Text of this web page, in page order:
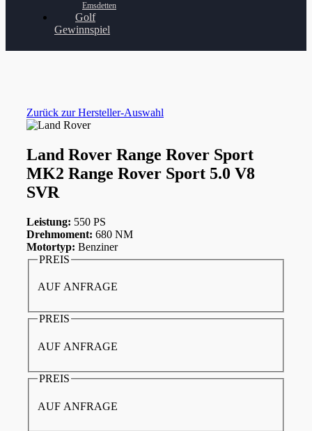
Emsdetten
Golf
Gewinnspiel
Zurück zur Hersteller-Auswahl
Land Rover Range Rover Sport
MK2 Range Rover Sport 5.0 V8
SVR
Leistung: 550 PS
Drehmoment: 680 NM
Motortyp: Benziner
PREIS
AUF ANFRAGE
PREIS
AUF ANFRAGE
PREIS
AUF ANFRAGE